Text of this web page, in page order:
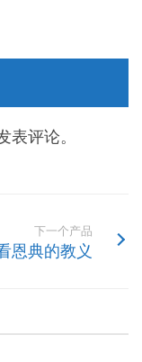
评论。
下一个产品
恩典的教义